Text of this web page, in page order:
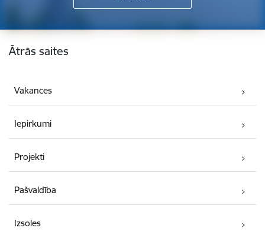
Kājene
Ātrās saites
Vakances
Iepirkumi
Projekti
Pašvaldība
Izsoles